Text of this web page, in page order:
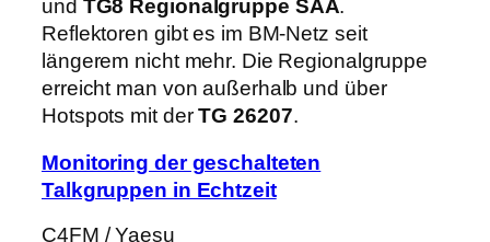
und TG8 Regionalgruppe SAA.
Reflektoren gibt es im BM-Netz seit
längerem nicht mehr. Die Regionalgruppe
erreicht man von außerhalb und über
Hotspots mit derTG 26207.
Monitoring der geschalteten
Talkgruppen in Echtzeit
C4FM / Yaesu